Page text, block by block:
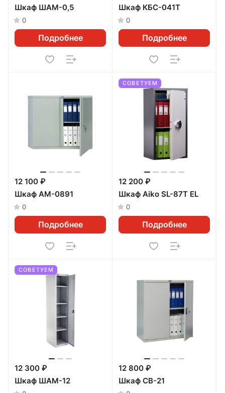
Шкаф ШАМ-0,5
0
Подробнее
Шкаф КБС-041Т
0
Подробнее
12 100 ₽
Шкаф AM-0891
0
Подробнее
СОВЕТУЕМ
12 200 ₽
Шкаф Aiko SL-87Т EL
0
Подробнее
СОВЕТУЕМ
12 300 ₽
Шкаф ШАМ-12
12 800 ₽
Шкаф CB-21